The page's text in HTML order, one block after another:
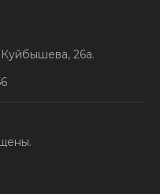
26а.